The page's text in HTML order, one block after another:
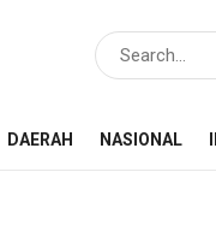
DAERAH NASIONAL